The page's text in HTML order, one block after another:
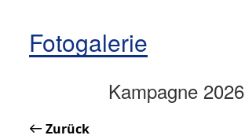
Fotogalerie
Kampagne 2026
Zurück